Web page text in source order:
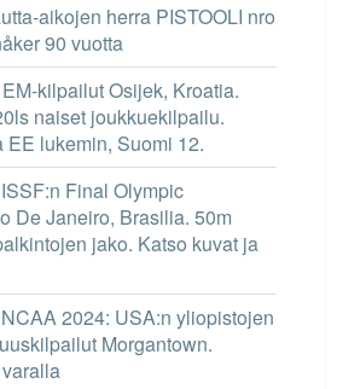
aikojen herra PISTOOLI nro
90 vuotta
EM-kilpailut Osijek, Kroatia.
naiset joukkuekilpailu.
EE lukemin, Suomi 12.
ISSF:n Final Olympic
De Janeiro, Brasilia. 50m
jako. Katso kuvat ja
NCAA 2024: USA:n yliopistojen
Morgantown.